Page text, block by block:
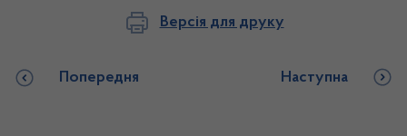
Версія для друку
Попередня Наступна